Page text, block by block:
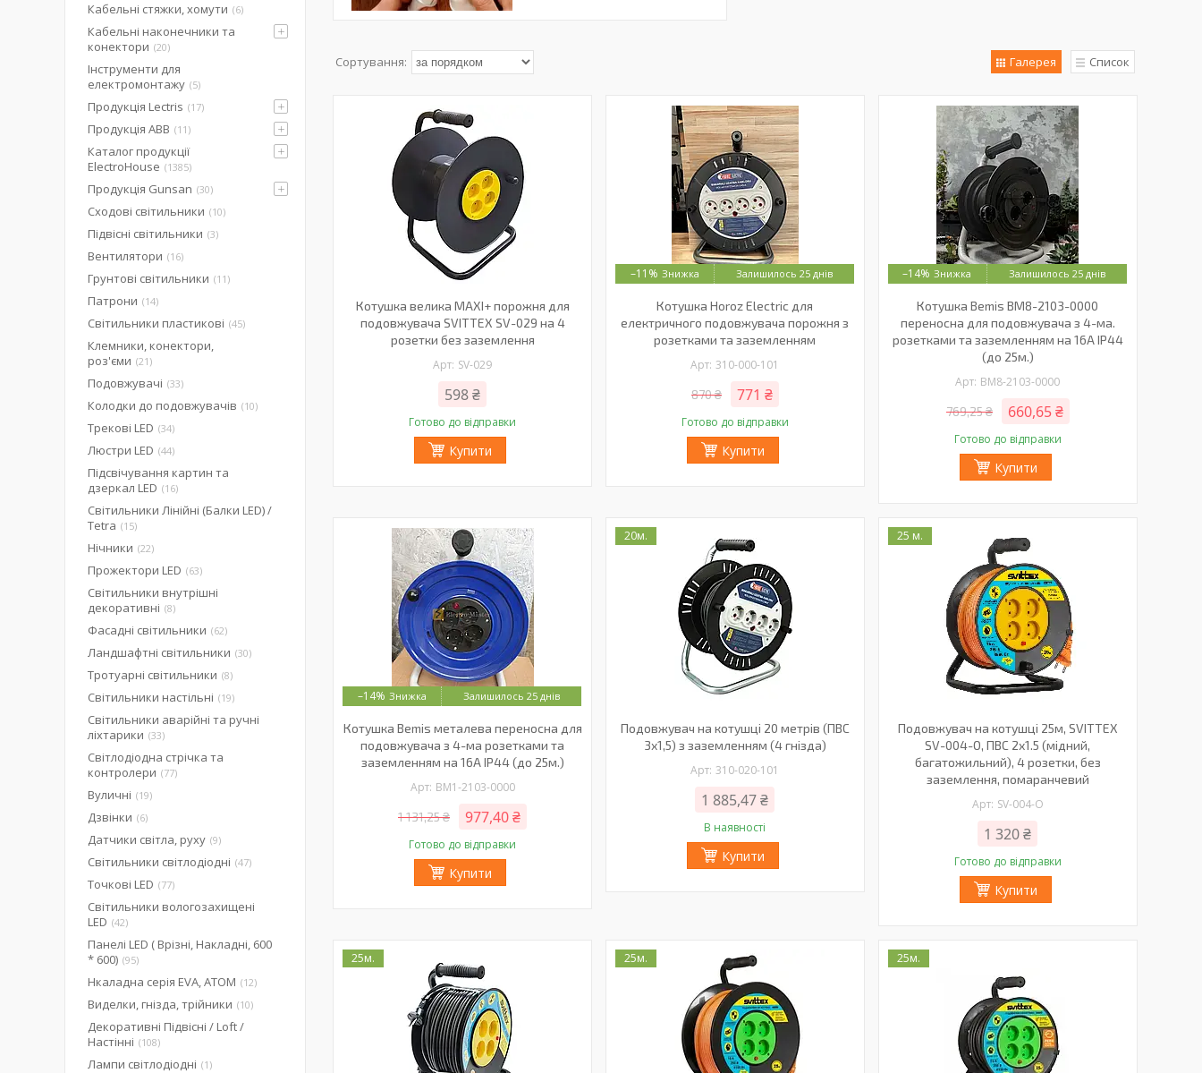
Галерея Список
Котушка велика MAXI+ порожня для
подовжувача SVITTEX SV-029 на 4
розетки без заземлення
SV-029
598 ₴
Готово до відправки
Купити
–11% Залишилось 25 днів
Котушка Horoz Electric для
електричного подовжувача порожня з
розетками та заземленням
310-000-101
870 ₴
771 ₴
Готово до відправки
Купити
–14% Залишилось 25 днів
Котушка Bemis BM8-2103-0000
переносна для подовжувача з 4-ма.
розетками та заземленням на 16А IP44
(до 25м.)
BM8-2103-0000
769,25 ₴
660,65 ₴
Готово до відправки
Купити
–14% Залишилось 25 днів
Котушка Bemis металева переносна для
подовжувача з 4-ма розетками та
заземленням на 16А IP44 (до 25м.)
BM1-2103-0000
1 131,25 ₴
977,40 ₴
Готово до відправки
Купити
20м.
Подовжувач на котушці 20 метрів (ПВС
3х1,5) з заземленням (4 гнізда)
310-020-101
1 885,47 ₴
В наявності
Купити
25 м.
Подовжувач на котушці 25м, SVITTEX
SV-004-О, ПВС 2х1.5 (мідний,
багатожильний), 4 розетки, без
заземлення, помаранчевий
SV-004-О
1 320 ₴
Готово до відправки
Купити
25м. 25м. 25м.
Кабельні стяжки, хомути 6
Кабельні наконечники та
конектори 20
Інструменти для
електромонтажу 5
Продукція Lectris 17
Продукція ABB 11
Каталог продукції
ElectroHouse
1385
Продукція Gunsan 30
Сходові світильники 10
Підвісні світильники 3
Вентилятори 16
Грунтові світильники 11
Патрони 14
Світильники пластикові 45
Клемники, конектори,
роз'єми 21
Подовжувачі 33
Колодки до подовжувачів 10
Трекові LED 34
Люстри LED 44
Підсвічування картин та
дзеркал LED
16
Світильники Лінійні (Балки LED) /
Tetra
15
Нічники 22
Прожектори LED 63
Світильники внутрішні
декоративні 8
Фасадні світильники 62
Ландшафтні світильники 30
Тротуарні світильники 8
Світильники настільні 19
Світильники аварійні та ручні
ліхтарики 33
Світлодіодна стрічка та
контролери
77
Вуличні 19
Дзвінки 6
Датчики світла, руху 9
Світильники світлодіодні 47
Точкові LED 77
Світильники вологозахищені
LED 42
Панелі LED ( Врізні, Накладні, 600
* 600) 95
Нкаладна серія EVA, ATOM 12
Виделки, гнізда, трійники 10
Декоративні Підвісні / Loft /
Настінні
108
Лампи світлодіодні 1